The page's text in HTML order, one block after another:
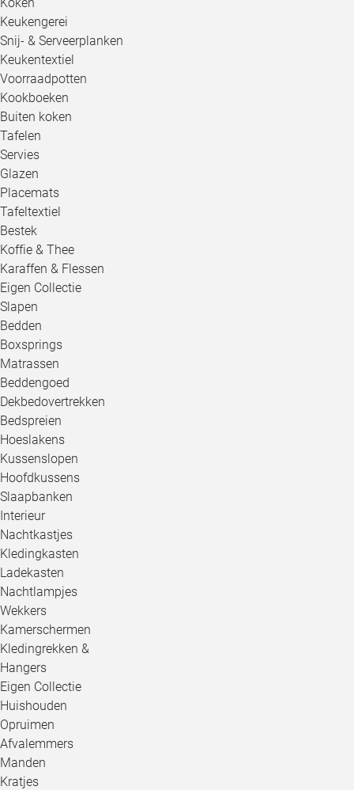
Keukengerei
Snij- & Serveerplanken
Keukentextiel
Voorraadpotten
Kookboeken
Buiten koken
Tafelen
Servies
Glazen
Placemats
Tafeltextiel
Bestek
Koffie & Thee
Karaffen & Flessen
Eigen Collectie
Slapen
Bedden
Boxsprings
Matrassen
Beddengoed
Dekbedovertrekken
Bedspreien
Hoeslakens
Kussenslopen
Hoofdkussens
Slaapbanken
Interieur
Nachtkastjes
Kledingkasten
Ladekasten
Nachtlampjes
Wekkers
Kamerschermen
Kledingrekken &
Hangers
Eigen Collectie
Huishouden
Opruimen
Afvalemmers
Manden
Kratjes